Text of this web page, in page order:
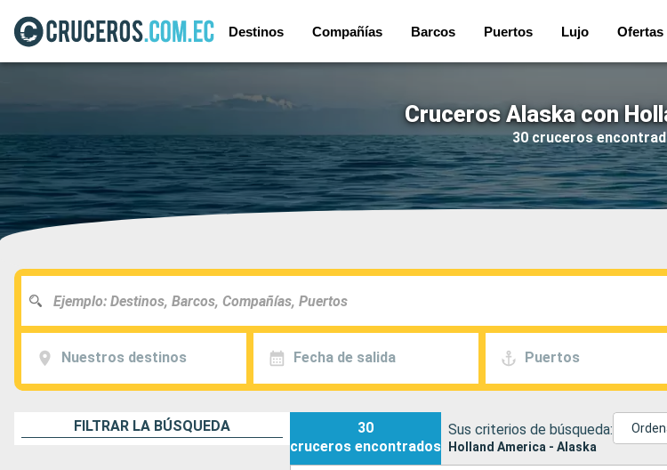
Destinos Compañías Barcos Puertos Lujo Ofertas
Cruceros Alaska con
30 cruceros
Nuestros destinos Fecha de salida Puertos
FILTRAR LA BÚSQUEDA
30
cruceros encontrados
Sus criterios de búsqueda:
Holland America - Alaska